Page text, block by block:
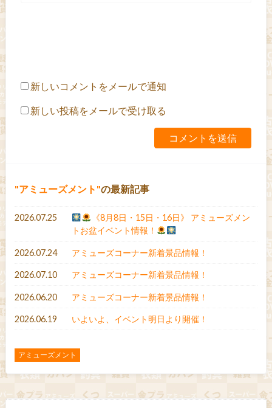
新しいコメントをメールで通知
新しい投稿をメールで受け取る
アミューズメント の最新記事
2026.07.25
《8月8日・15日・16日》 アミューズメン
トお盆イベント情報！
2026.07.24 アミューズコーナー新着景品情報！
2026.07.10 アミューズコーナー新着景品情報！
2026.06.20 アミューズコーナー新着景品情報！
2026.06.19 いよいよ、イベント明日より開催！
アミューズメント